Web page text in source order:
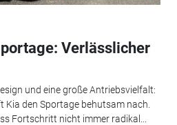
Verlässlicher
und eine große Antriebsvielfalt:
den Sportage behutsam nach.
Fortschritt nicht immer radikal...